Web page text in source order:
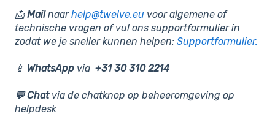
📩Mailnaarhelp@twelve.eu voor algemene of
technische vragen of vul ons supportformulier in
zodat we je sneller kunnen helpen: Supportformulier.
📱 WhatsApp via +31 30 310 2214
💬 Chat via de chatknop op beheeromgeving op
helpdesk